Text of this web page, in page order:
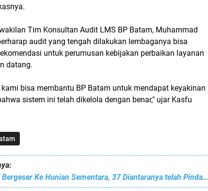
Tim Konsultan Audit LMS BP Batam, Muhammad
audit yang tengah dilakukan lembaganya bisa
untuk perumusan kebijakan perbaikan layanan
datang.
bisa membantu BP Batam untuk mendapat keyakinan
sistem ini telah dikelola dengan benar," ujar Kasfu
220 KK Telah Bergeser Ke Hunian Sementara, 37 Diantaranya telah Pindah Tempati Hunian Baru